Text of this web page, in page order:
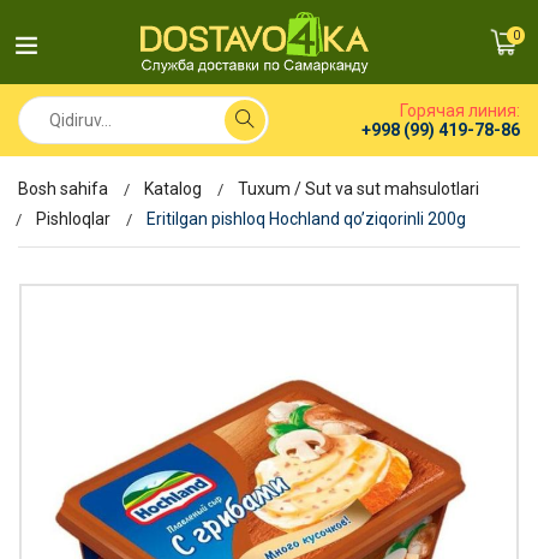
0
Горячая линия:
+998 (99) 419-78-86
Bosh sahifa Katalog
Tuxum / Sut va sut mahsulotlari
Pishloqlar
Eritilgan pishloq Hochland qo’ziqorinli 200g